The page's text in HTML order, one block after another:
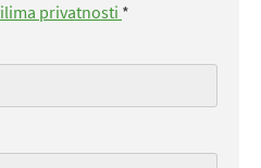
privatnosti *